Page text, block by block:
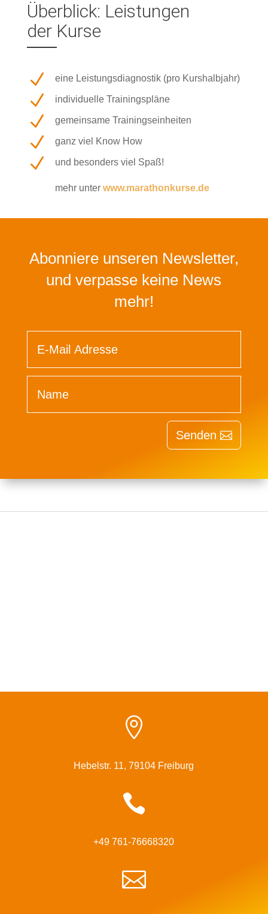
Überblick: Leistungen
der Kurse
N eine Leistungsdiagnostik (pro Kurshalbjahr)
N individuelle Trainingspläne
N gemeinsame Trainingseinheiten
N ganz viel Know How
N und besonders viel Spaß!
mehr unterwww.marathonkurse.de
Abonniere unseren Newsletter,
und verpasse keine News
mehr!
Senden

Hebelstr. 11, 79104 Freiburg

+49 761-76668320
